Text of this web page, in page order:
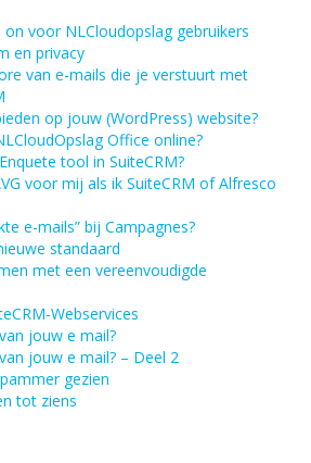
voor NLCloudopslag gebruikers
en privacy
van e-mails die je verstuurt met
op jouw (WordPress) website?
Office online?
tool in SuiteCRM?
voor mij als ik SuiteCRM of Alfresco
e-mails” bij Campagnes?
standaard
met een vereenvoudigde
Webservices
jouw e mail?
jouw e mail? – Deel 2
gezien
tot ziens